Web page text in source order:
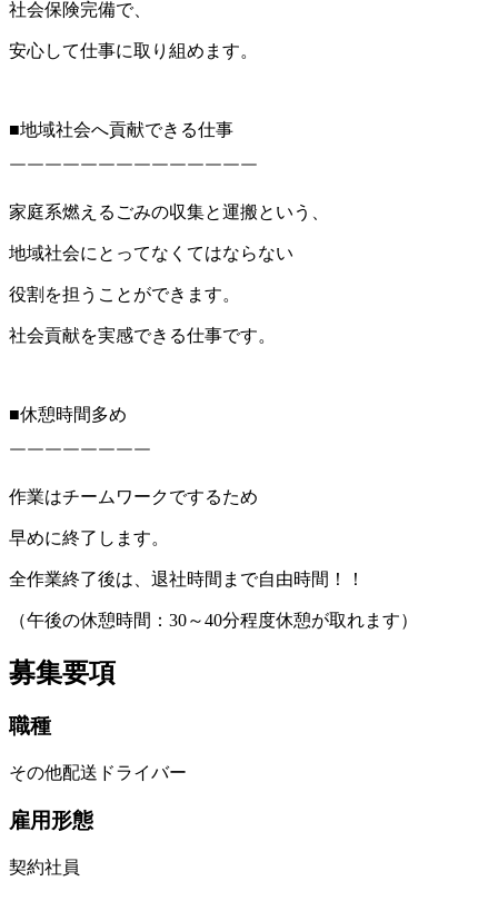
社会保険完備で、
安心して仕事に取り組めます。
■地域社会へ貢献できる仕事
￣￣￣￣￣￣￣￣￣￣￣￣￣￣
家庭系燃えるごみの収集と運搬という、
地域社会にとってなくてはならない
役割を担うことができます。
社会貢献を実感できる仕事です。
■休憩時間多め
￣￣￣￣￣￣￣￣
作業はチームワークでするため
早めに終了します。
全作業終了後は、退社時間まで自由時間！！
（午後の休憩時間：30～40分程度休憩が取れます）
募集要項
職種
その他配送ドライバー
雇用形態
契約社員